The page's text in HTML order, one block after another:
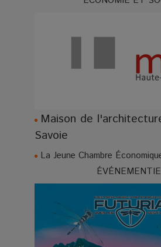
Maison de
Savoie
La Jeune Chambre